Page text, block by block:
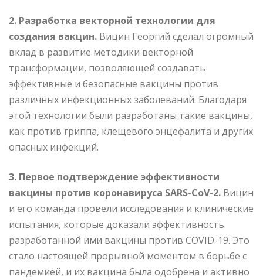
2. Разработка векторной технологии для
создания вакцин. Вицин Георгий сделал огромный
вклад в развитие методики векторной
трансформации, позволяющей создавать
эффективные и безопасные вакцины против
различных инфекционных заболеваний. Благодаря
этой технологии были разработаны такие вакцины,
как против гриппа, клещевого энцефалита и других
опасных инфекций.
3. Первое подтверждение эффективности
вакцины против коронавируса SARS-CoV-2. Вицин
и его команда провели исследования и клинические
испытания, которые доказали эффективность
разработанной ими вакцины против COVID-19. Это
стало настоящей прорывной моментом в борьбе с
пандемией, и их вакцина была одобрена и активно